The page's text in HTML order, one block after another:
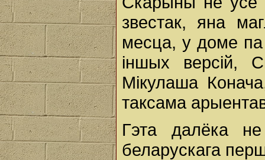
звестак, яна
месца, у доме
іншых версій,
Мікулаша
таксама
Гэта далёка
беларускага